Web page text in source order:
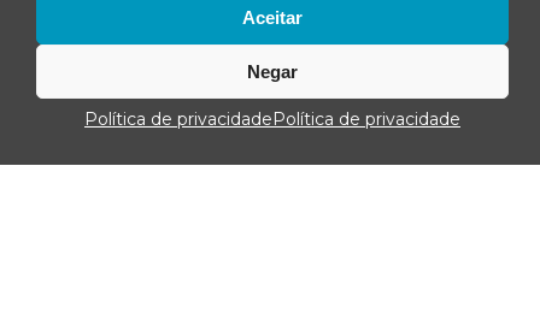
Aceitar
Negar
Política de privacidadePolítica de privacidade
Cadastrar
Ao se inscrever, você concorda com nossaPolítica de Privacidade